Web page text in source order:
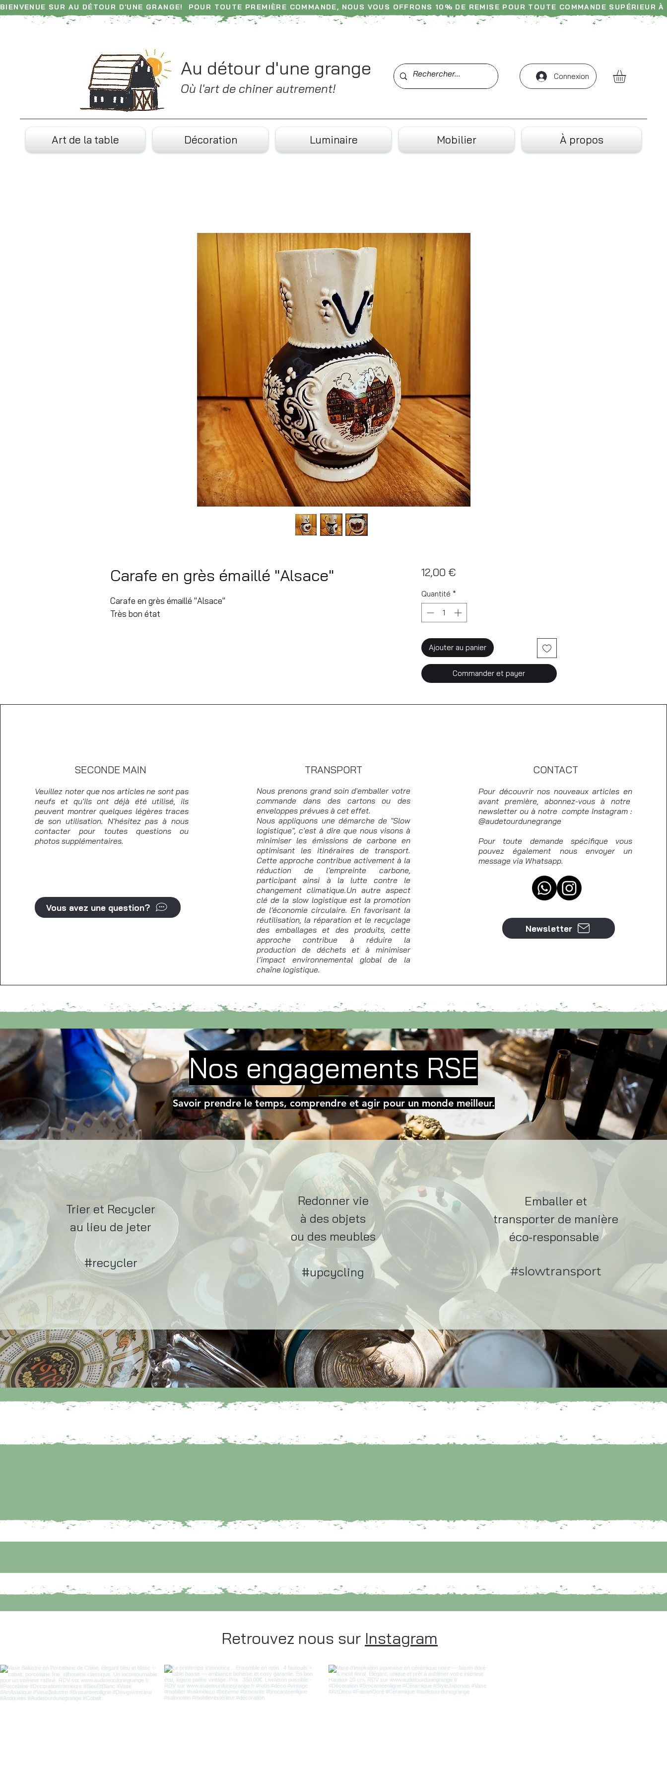
BIENVENUE SUR AU DÉTOUR D'UNE GRANGE!  POUR TOUTE PREMIÈRE COMMANDE, NOUS VOUS OFFRONS 10% DE REMISE POUR TOUTE COMMANDE SUPÉRIEUR
Au détour d'une grange
Où l'art de chiner autrement!
Connexion
Art de la table Décoration Luminaire Mobilier À propos
Carafe en grès émaillé "Alsace"
Carafe en grès émaillé "Alsace"
Très bon état
12,00 €Prix
Quantité *
Ajouter au panier
Commander et payer
SECONDE MAIN
Veuillez noter que nos articles ne sont pas
neufs et qu'ils ont déjà été utilisé, ils
peuvent montrer quelques légères traces
de son utilisation. N'hésitez pas à nous
contacter pour toutes questions ou
photos supplémentaires.
Vous avez une question?
TRANSPORT
Nous prenons grand soin d'emballer votre
commande dans des cartons ou des
enveloppes prévues à cet effet.
Nous appliquons une démarche de "Slow
logistique", c'est à dire que nous visons à
minimiser les émissions de carbone en
optimisant les itinéraires de transport.
Cette approche contribue activement à la
réduction de l’empreinte carbone,
participant ainsi à la lutte contre le
changement climatique.Un autre aspect
clé de la slow logistique est la promotion
de l’économie circulaire. En favorisant la
réutilisation, la réparation et le recyclage
des emballages et des produits, cette
approche contribue à réduire la
production de déchets et à minimiser
l’impact environnemental global de la
chaîne logistique.
CONTACT
Pour découvrir nos nouveaux articles en
avant première, abonnez-vous à notre
newsletter ou à notre compte Instagram :
@audetourdunegrange
Pour toute demande spécifique vous
pouvez également nous envoyer un
message via Whatsapp.
Newsletter
Nos engagements RSE
Savoir prendre le temps, comprendre et agir pour un monde meilleur.
Trier et Recycler
au lieu de jeter
#recycler
Redonner vie
à des objets
ou des meubles
#upcycling
Emballer et
transporter de manière
éco-responsable
#slowtransport
Retrouvez chaque jour nos nouveautés sur Instagram ----- N'hésitez pas à nous laisser un avis ----- Livraison France, Belgique & Suisse -----
Retrouvez nous sur Instagram